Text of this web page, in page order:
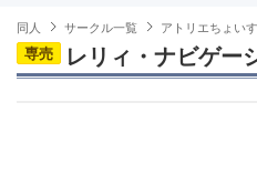
同人 サークル一覧 アトリエちょいす
専売 レリィ・ナビゲー